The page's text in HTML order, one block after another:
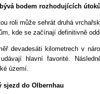
bodem rozhodujících útoků
roli může sehrát druhá
kde se začínají definitivně
devadesáti kilometrech v
hlavní favorité.
území.
sjezd do Olbernhau